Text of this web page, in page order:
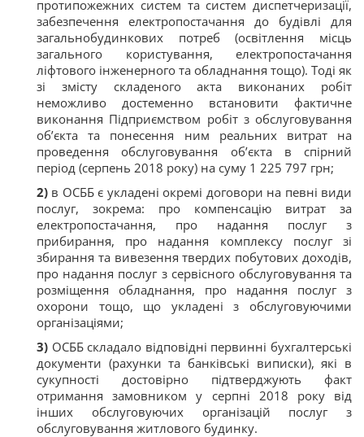
протипожежних систем та систем диспетчеризації,
забезпечення електропостачання до будівлі для
загальнобудинкових потреб (освітлення місць
загального користування, електропостачання
ліфтового інженерного та обладнання тощо). Тоді як
зі змісту складеного акта виконаних робіт
неможливо достеменно встановити фактичне
виконання Підприємством робіт з обслуговування
об’єкта та понесення ним реальних витрат на
проведення обслуговування об’єкта в спірний
період (серпень 2018 року) на суму 1 225 797 грн;
2) в ОСББ є укладені окремі договори на певні види
послуг, зокрема: про компенсацію витрат за
електропостачання, про надання послуг з
прибирання, про надання комплексу послуг зі
збирання та вивезення твердих побутових доходів,
про надання послуг з сервісного обслуговування та
розміщення обладнання, про надання послуг з
охорони тощо, що укладені з обслуговуючими
організаціями;
3) ОСББ складало відповідні первинні бухгалтерські
документи (рахунки та банківські виписки), які в
сукупності достовірно підтверджують факт
отримання замовником у серпні 2018 року від
інших обслуговуючих організацій послуг з
обслуговування житлового будинку.